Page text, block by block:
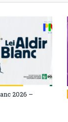
2026 –